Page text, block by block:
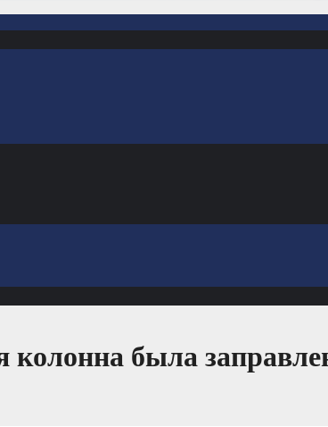
была